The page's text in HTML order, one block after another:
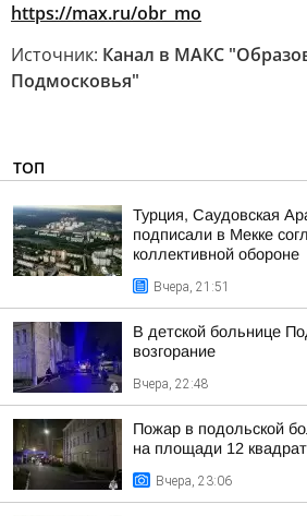
https://max.ru/obr_mo
Источник: Канал в МАКС
Подмосковья"
ТОП
Турция, Саудовская
подписали в Мекке
коллективной обороне
Вчера, 21:51
В детской больнице
возгорание
Вчера, 22:48
Пожар в подольской
на площади 12
Вчера, 23:06